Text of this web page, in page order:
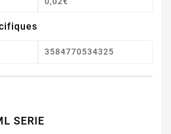
3584770534325
SERIE